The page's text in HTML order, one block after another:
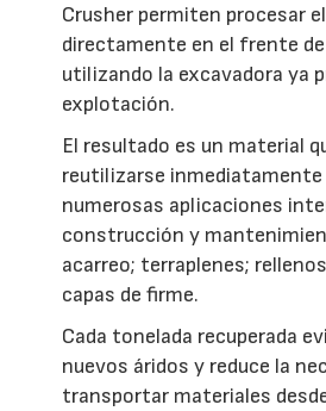
Crusher permiten procesar
directamente en el frente
utilizando la excavadora ya
explotación.
El resultado es un material
reutilizarse inmediatamente
numerosas aplicaciones
construcción y
acarreo; terraplenes;
capas de firme.
Cada tonelada recuperada
nuevos áridos y reduce la
transportar materiales